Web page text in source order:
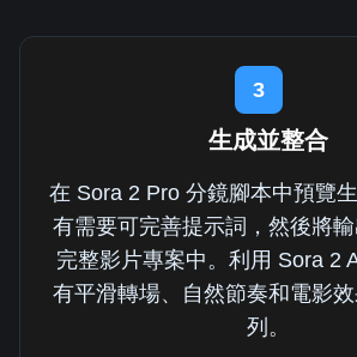
3
生成並整合
在 Sora 2 Pro 分鏡腳本中預覽
有需要可完善提示詞，然後將
完整影片專案中。利用 Sora 2
有平滑轉場、自然節奏和電影
列。